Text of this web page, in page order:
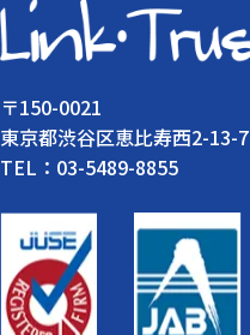
〒150-0021
東京都渋谷区恵比寿西2-13-7
TEL：03-5489-8855